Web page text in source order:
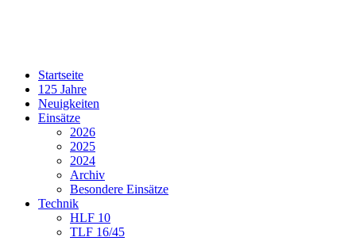
Startseite
125 Jahre
Neuigkeiten
Einsätze
2026
2025
2024
Archiv
Besondere Einsätze
Technik
HLF 10
TLF 16/45